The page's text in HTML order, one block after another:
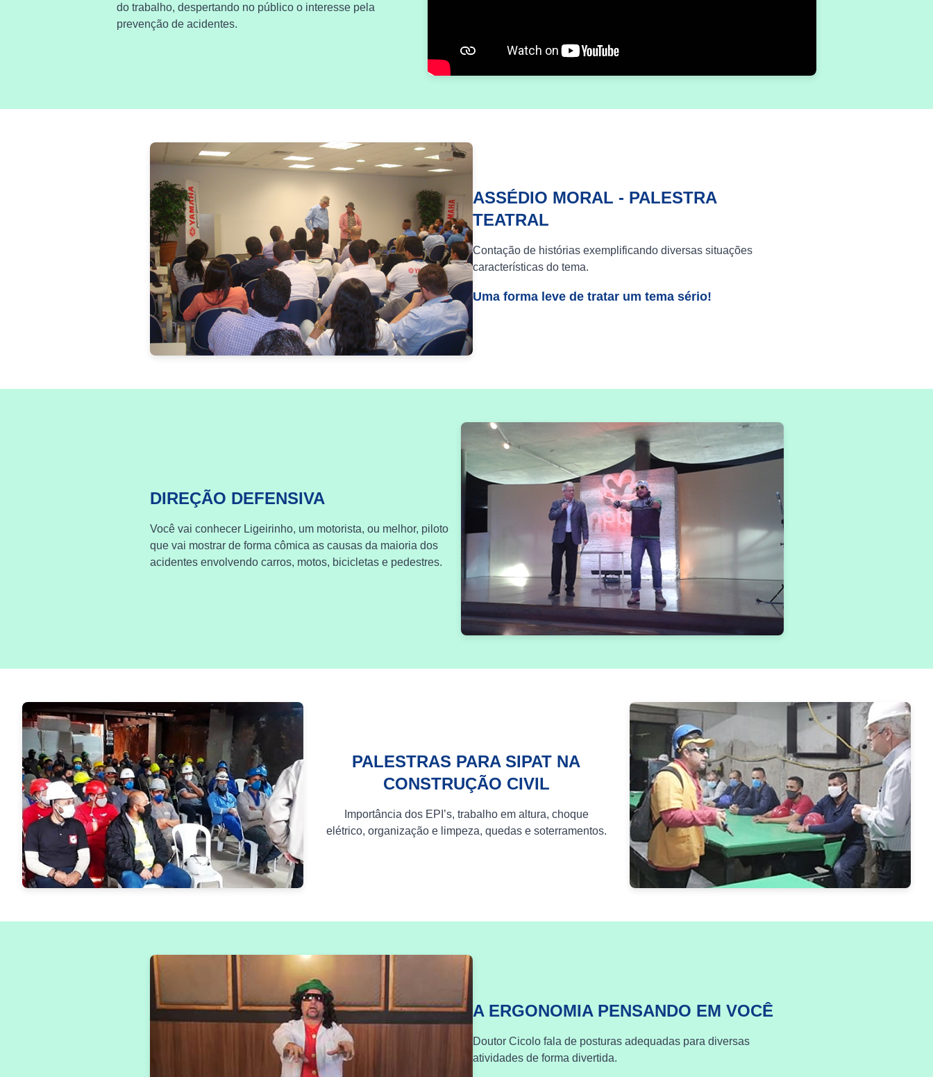
do trabalho, despertando no público o interesse pela
prevenção de acidentes.
ASSÉDIO MORAL - PALESTRA
TEATRAL
Contação de histórias exemplificando diversas situações
características do tema.
Uma forma leve de tratar um tema sério!
DIREÇÃO DEFENSIVA
Você vai conhecer Ligeirinho, um motorista, ou melhor, piloto
que vai mostrar de forma cômica as causas da maioria dos
acidentes envolvendo carros, motos, bicicletas e pedestres.
PALESTRAS PARA SIPAT NA
CONSTRUÇÃO CIVIL
Importância dos EPI’s, trabalho em altura, choque
elétrico, organização e limpeza, quedas e soterramentos.
A ERGONOMIA PENSANDO EM VOCÊ
Doutor Cicolo fala de posturas adequadas para diversas
atividades de forma divertida.